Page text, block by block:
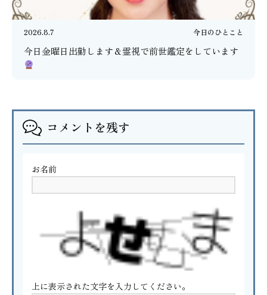
2026.8.7 今日のひとこと
今日金曜日出勤します＆霊視で前世鑑定をしています
コメントを残す
お名前
上に表示された文字を入力してください。